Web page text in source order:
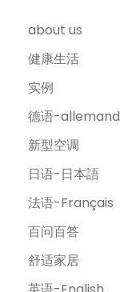
about us
健康生活
实例
德语-allemand
新型空调
日语-日本語
法语-Français
百问百答
舒适家居